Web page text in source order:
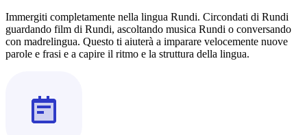
Immergiti completamente nella lingua Rundi. Circondati di Rundi
guardando film di Rundi, ascoltando musica Rundi o conversando
con madrelingua. Questo ti aiuterà a imparare velocemente nuove
parole e frasi e a capire il ritmo e la struttura della lingua.